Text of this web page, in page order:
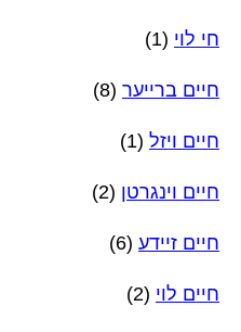
חי לוי (1)
חיים ברייער (8)
חיים ויזל (1)
חיים וינגרטן (2)
חיים זיידע (6)
חיים לוי (2)